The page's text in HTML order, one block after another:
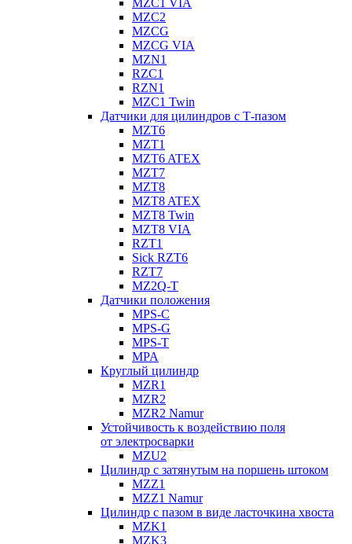
MZC1 VIA
MZC2
MZCG
MZCG VIA
MZN1
RZC1
RZN1
MZC1 Twin
Датчики для цилиндров с Т-пазом
MZT6
MZT1
MZT6 ATEX
MZT7
MZT8
MZT8 ATEX
MZT8 Twin
MZT8 VIA
RZT1
Sick RZT6
RZT7
MZ2Q-T
Датчики положения
MPS-C
MPS-G
MPS-T
MPA
Круглый цилиндр
MZR1
MZR2
MZR2 Namur
Устойчивость к воздействию поля
от электросварки
MZU2
Цилиндр с затянутым на поршень штоком
MZZ1
MZZ1 Namur
Цилиндр с пазом в виде ласточкина хвоста
MZK1
MZK3